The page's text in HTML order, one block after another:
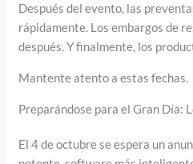
Después del evento, las
rápidamente. Los embargos de
después. Y finalmente, los
Mantente atento a estas fechas.
Preparándose para el Gran Día:
El 4 de octubre se espera un